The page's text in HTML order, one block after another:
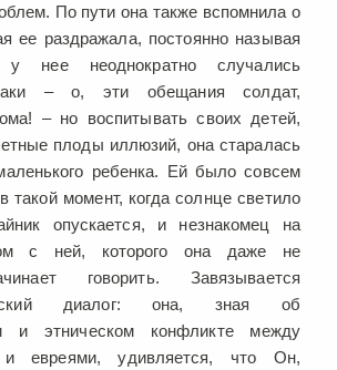
По пути она также вспомнила о
ее раздражала, постоянно называя
нее неоднократно случались
– о, эти обещания солдат,
– но воспитывать своих детей,
плоды иллюзий, она старалась
ребенка. Ей было совсем
такой момент, когда солнце светило
опускается, и незнакомец на
с ней, которого она даже не
говорить. Завязывается
диалог: она, зная об
и этническом конфликте между
и евреями, удивляется, что Он,